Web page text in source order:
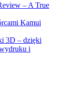
– A True
Kamui
3D – dzięki
i